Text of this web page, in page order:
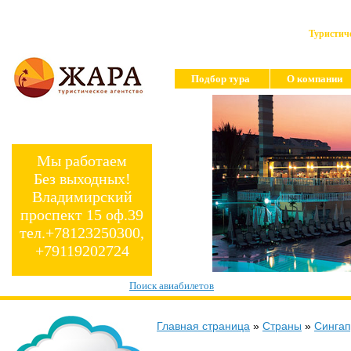
Мы работаем
Без выходных!
Владимирский
проспект 15 оф.39
тел.+78123250300,
+79119202724
Подбор тура О компании
Поиск авиабилетов
Главная страница » Страны »